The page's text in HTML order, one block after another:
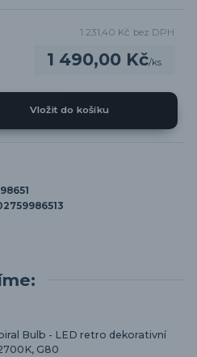
1 490,00 Kč/ks
1 231,40 Kč bez DPH
Vložit do košíku
Bulb - LED retro dekorativní
G80